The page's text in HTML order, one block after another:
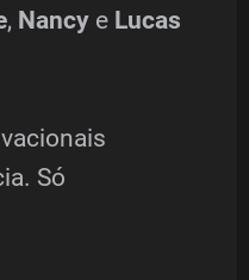
, Nancy e Lucas
Só